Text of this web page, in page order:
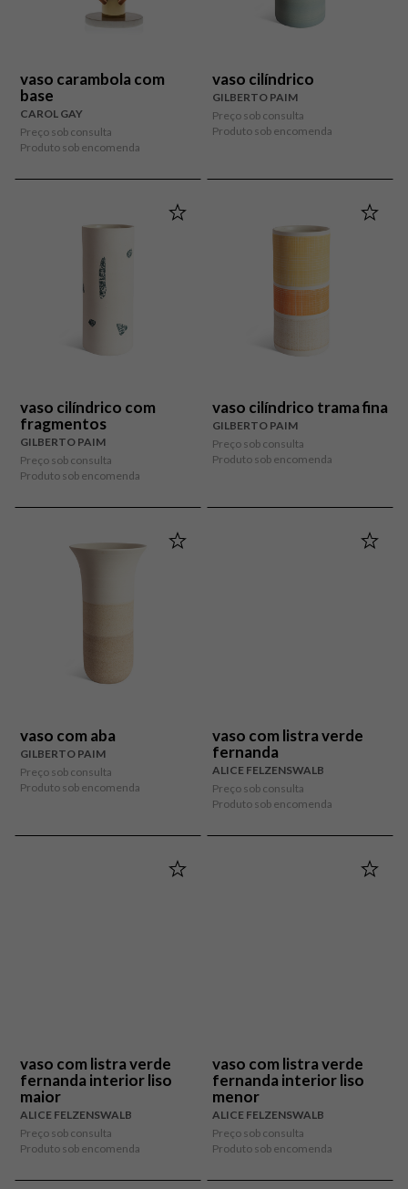
vaso carambola com
base
CAROL GAY
Preço sob consulta
Produto sob encomenda
vaso cilíndrico
GILBERTO PAIM
Preço sob consulta
Produto sob encomenda
vaso cilíndrico com
fragmentos
GILBERTO PAIM
Preço sob consulta
Produto sob encomenda
vaso cilíndrico trama fina
GILBERTO PAIM
Preço sob consulta
Produto sob encomenda
vaso com aba
GILBERTO PAIM
Preço sob consulta
Produto sob encomenda
vaso com listra verde
fernanda
ALICE FELZENSWALB
Preço sob consulta
Produto sob encomenda
vaso com listra verde
fernanda interior liso
maior
ALICE FELZENSWALB
Preço sob consulta
Produto sob encomenda
vaso com listra verde
fernanda interior liso
menor
ALICE FELZENSWALB
Preço sob consulta
Produto sob encomenda